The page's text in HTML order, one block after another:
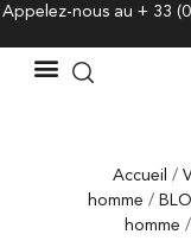
Appelez-nous au + 33
Accueil /
homme /
homme